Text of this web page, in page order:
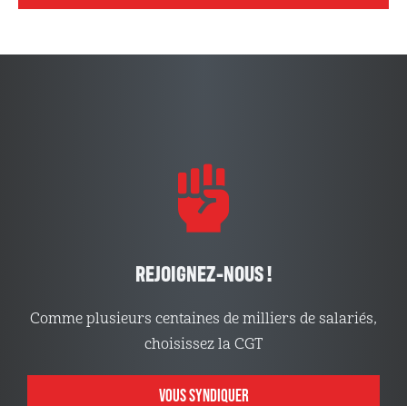
REJOIGNEZ-NOUS !
Comme plusieurs centaines de milliers de salariés,
choisissez la CGT
VOUS SYNDIQUER